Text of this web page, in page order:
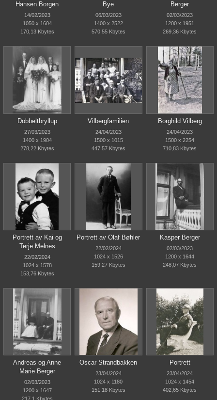
Hansen Borgen
14/02/2023
1050 x 1604
170,13 Kbytes
Bye
06/03/2023
1400 x 2522
570,55 Kbytes
Berger
02/03/2023
1200 x 1951
269,36 Kbytes
Dobbeltbryllup
27/03/2023
1400 x 1904
278,22 Kbytes
Vilbergfamilien
24/04/2023
1500 x 1015
447,57 Kbytes
Borghild Vilberg
24/04/2023
1500 x 2254
710,83 Kbytes
Portrett av Kai og
Terje Melnes
22/02/2024
1024 x 1578
153,76 Kbytes
Portrett av Olaf Bøhler
22/02/2024
1024 x 1526
159,27 Kbytes
Kasper Berger
02/03/2023
1200 x 1644
248,07 Kbytes
Andreas og Anne
Marie Berger
02/03/2023
1200 x 1647
217,1 Kbytes
Oscar Strandbakken
23/04/2024
1024 x 1180
151,18 Kbytes
Portrett
23/04/2024
1024 x 1454
402,65 Kbytes